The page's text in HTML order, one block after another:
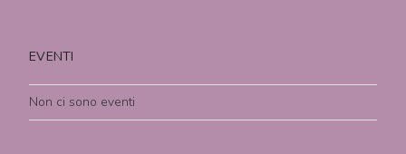
EVENTI
Non ci sono eventi